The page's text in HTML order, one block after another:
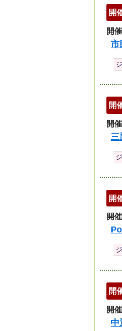
開
開
市
開
開
三
開
開
開
開
中